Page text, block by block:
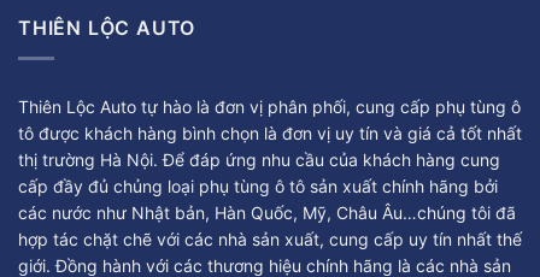
THIÊN LỘC AUTO
Thiên Lộc Auto tự hào là đơn vị phân phối, cung cấp phụ tùng ô
tô được khách hàng bình chọn là đơn vị uy tín và giá cả tốt nhất
thị trường Hà Nội. Để đáp ứng nhu cầu của khách hàng cung
cấp đầy đủ chủng loại phụ tùng ô tô sản xuất chính hãng bởi
các nước như Nhật bản, Hàn Quốc, Mỹ, Châu Âu…chúng tôi đã
hợp tác chặt chẽ với các nhà sản xuất, cung cấp uy tín nhất thế
giới. Đồng hành với các thương hiệu chính hãng là các nhà sản